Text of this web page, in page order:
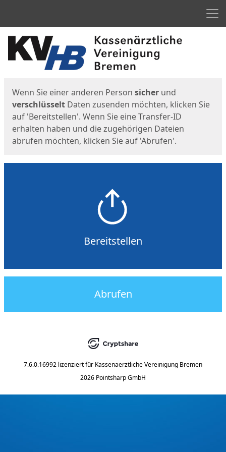
Start
Wenn Sie einer anderen Person sicher und
verschlüsselt Daten zusenden möchten, klicken Sie
auf 'Bereitstellen'. Wenn Sie eine Transfer-ID
erhalten haben und die zugehörigen Dateien
abrufen möchten, klicken Sie auf 'Abrufen'.
Bereitstellen
Abrufen
7.6.0.16992 lizenziert für Kassenaerztliche Vereinigung Bremen
2026 Pointsharp GmbH